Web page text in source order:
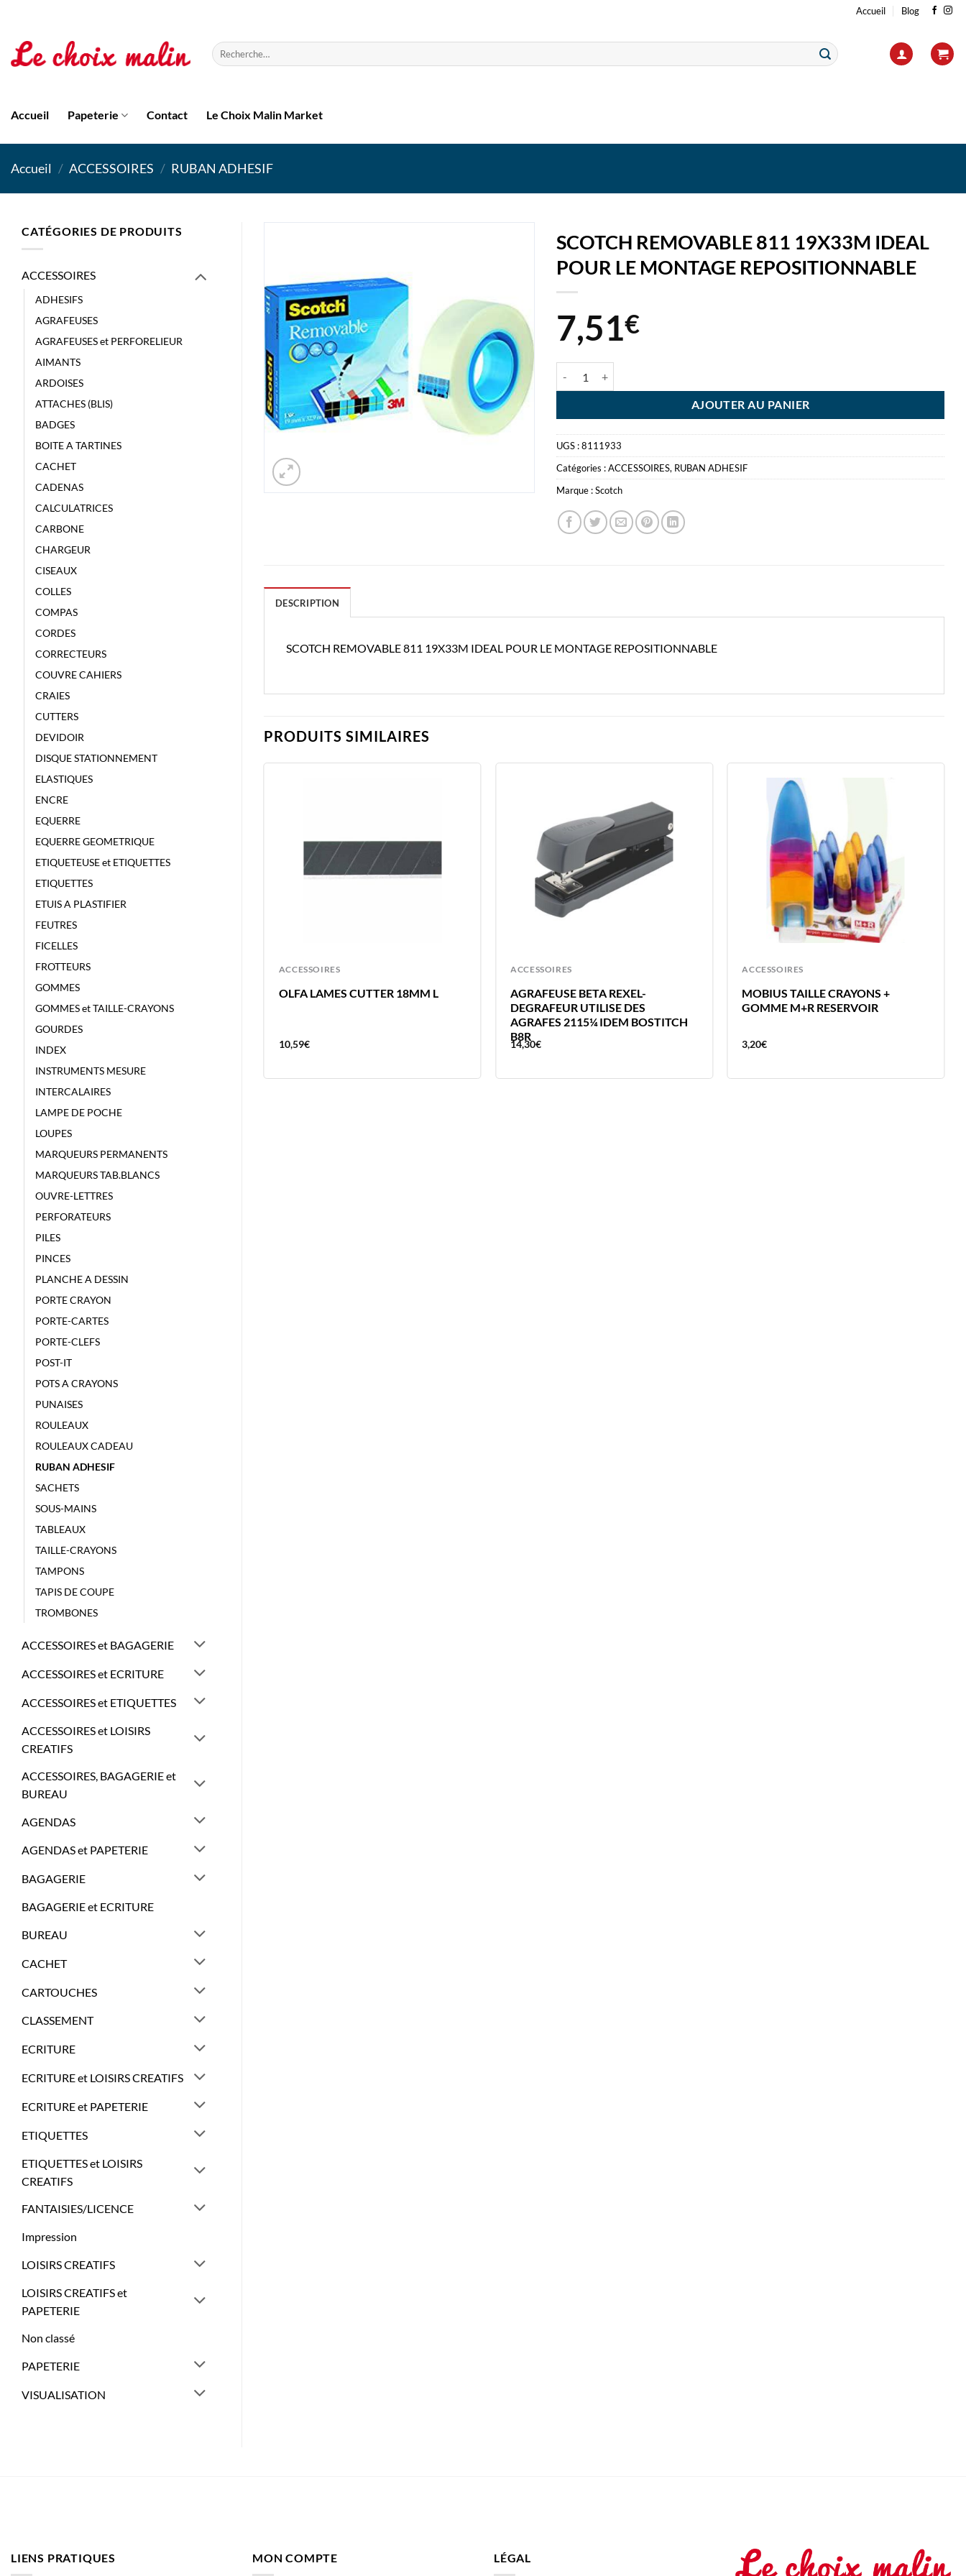
contenu
Accueil Blog
Recherche
pour :
Accueil Papeterie Contact Le Choix Malin Market
Accueil / ACCESSOIRES / RUBAN ADHESIF
CATÉGORIES DE PRODUITS
ACCESSOIRES
ADHESIFS
AGRAFEUSES
AGRAFEUSES et PERFORELIEUR
AIMANTS
ARDOISES
ATTACHES (BLIS)
BADGES
BOITE A TARTINES
CACHET
CADENAS
CALCULATRICES
CARBONE
CHARGEUR
CISEAUX
COLLES
COMPAS
CORDES
CORRECTEURS
COUVRE CAHIERS
CRAIES
CUTTERS
DEVIDOIR
DISQUE STATIONNEMENT
ELASTIQUES
ENCRE
EQUERRE
EQUERRE GEOMETRIQUE
ETIQUETEUSE et ETIQUETTES
ETIQUETTES
ETUIS A PLASTIFIER
FEUTRES
FICELLES
FROTTEURS
GOMMES
GOMMES et TAILLE-CRAYONS
GOURDES
INDEX
INSTRUMENTS MESURE
INTERCALAIRES
LAMPE DE POCHE
LOUPES
MARQUEURS PERMANENTS
MARQUEURS TAB.BLANCS
OUVRE-LETTRES
PERFORATEURS
PILES
PINCES
PLANCHE A DESSIN
PORTE CRAYON
PORTE-CARTES
PORTE-CLEFS
POST-IT
POTS A CRAYONS
PUNAISES
ROULEAUX
ROULEAUX CADEAU
RUBAN ADHESIF
SACHETS
SOUS-MAINS
TABLEAUX
TAILLE-CRAYONS
TAMPONS
TAPIS DE COUPE
TROMBONES
ACCESSOIRES et BAGAGERIE
ACCESSOIRES et ECRITURE
ACCESSOIRES et ETIQUETTES
ACCESSOIRES et LOISIRS
CREATIFS
ACCESSOIRES, BAGAGERIE et
BUREAU
AGENDAS
AGENDAS et PAPETERIE
BAGAGERIE
BAGAGERIE et ECRITURE
BUREAU
CACHET
CARTOUCHES
CLASSEMENT
ECRITURE
ECRITURE et LOISIRS CREATIFS
ECRITURE et PAPETERIE
ETIQUETTES
ETIQUETTES et LOISIRS
CREATIFS
FANTAISIES/LICENCE
Impression
LOISIRS CREATIFS
LOISIRS CREATIFS et
PAPETERIE
Non classé
PAPETERIE
VISUALISATION
SCOTCH REMOVABLE 811 19X33M IDEAL
POUR LE MONTAGE REPOSITIONNABLE
7,51€
AJOUTER AU PANIER
UGS :8111933
Catégories :ACCESSOIRES, RUBAN ADHESIF
Marque :Scotch
DESCRIPTION
SCOTCH REMOVABLE 811 19X33M IDEAL POUR LE MONTAGE REPOSITIONNABLE
PRODUITS SIMILAIRES
ACCESSOIRES
OLFA LAMES CUTTER 18MM L
10,59€
ACCESSOIRES
AGRAFEUSE BETA REXEL-
DEGRAFEUR UTILISE DES
AGRAFES 2115¼ IDEM BOSTITCH
B8R
14,30€
ACCESSOIRES
MOBIUS TAILLE CRAYONS +
GOMME M+R RESERVOIR
3,20€
ACCESSOIRES
AGRAFEUSE ULMA N°10+500
AGRAF METAL – BLISTER
3,09
LIENS PRATIQUES MON COMPTE LÉGAL